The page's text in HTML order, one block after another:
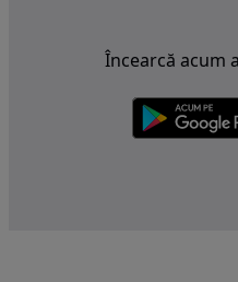
Încearcă acum